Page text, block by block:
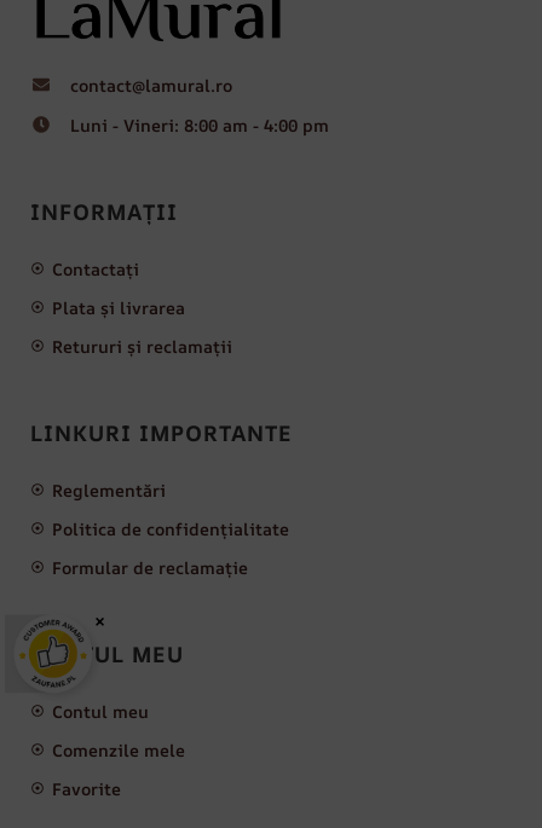
contact@lamural.ro
Luni - Vineri: 8:00 am - 4:00 pm
INFORMAȚII
Contactați
Plata și livrarea
Retururi și reclamații
LINKURI IMPORTANTE
Reglementări
Politica de confidențialitate
Formular de reclamație
CONTUL MEU
Contul meu
Comenzile mele
Favorite
×